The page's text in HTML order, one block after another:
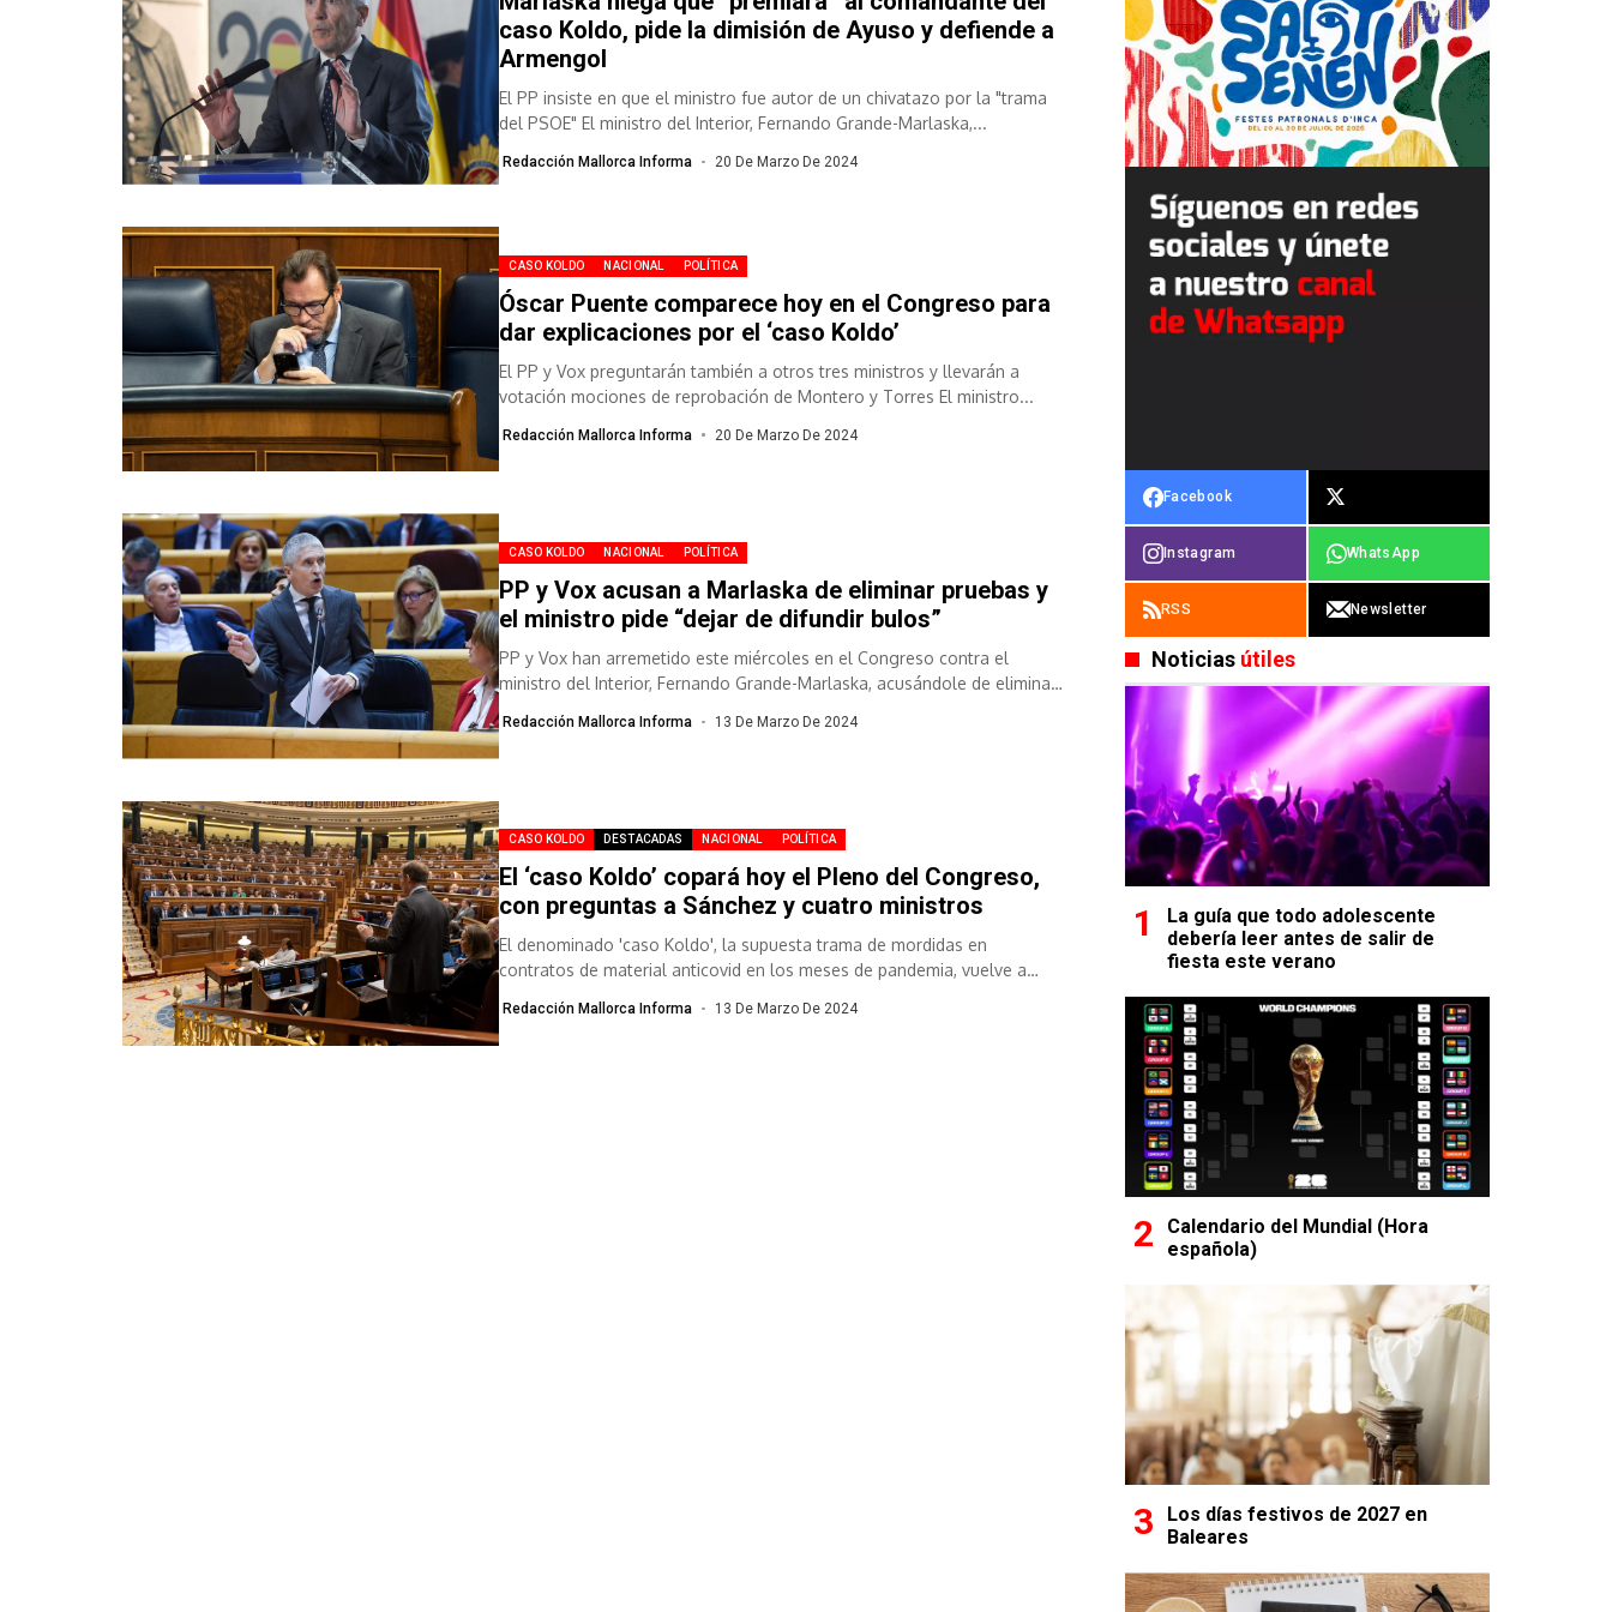
caso Koldo, pide la dimisión de Ayuso y defiende a
Armengol
El PP insiste en que el ministro fue autor de un chivatazo por la "trama
del PSOE" El ministro del Interior, Fernando Grande-Marlaska,...
Redacción Mallorca Informa 20 De Marzo De 2024
CASO KOLDO NACIONAL POLÍTICA
Óscar Puente comparece hoy en el Congreso para
dar explicaciones por el ‘caso Koldo’
El PP y Vox preguntarán también a otros tres ministros y llevarán a
votación mociones de reprobación de Montero y Torres El ministro...
Redacción Mallorca Informa 20 De Marzo De 2024
CASO KOLDO NACIONAL POLÍTICA
PP y Vox acusan a Marlaska de eliminar pruebas y
el ministro pide “dejar de difundir bulos”
PP y Vox han arremetido este miércoles en el Congreso contra el
ministro del Interior, Fernando Grande-Marlaska, acusándole de eliminar
Redacción Mallorca Informa 13 De Marzo De 2024
CASO KOLDO DESTACADAS NACIONAL POLÍTICA
El ‘caso Koldo’ copará hoy el Pleno del Congreso,
con preguntas a Sánchez y cuatro ministros
El denominado 'caso Koldo', la supuesta trama de mordidas en
contratos de material anticovid en los meses de pandemia, vuelve a
Redacción Mallorca Informa 13 De Marzo De 2024
Facebook
Instagram WhatsApp
RSS Newsletter
Noticias útiles
La guía que todo adolescente
debería leer antes de salir de
fiesta este verano
Calendario del Mundial (Hora
española)
Los días festivos de 2027 en
Baleares